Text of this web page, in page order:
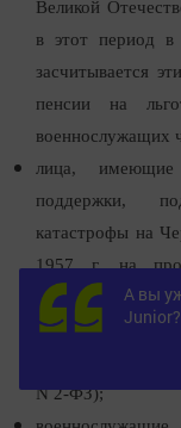
Великой
в этот период в
засчитывается
пенсии на
военнослужащих
лица, имеющие
поддержки,
катастрофы на
1957 г. на
вследствие
полигоне (
ст. 4
Закона от
N 2-ФЗ);
А вы
Junior?